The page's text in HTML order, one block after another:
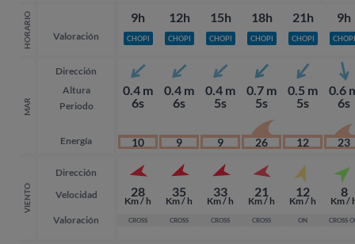
HORARIO Valoración
MAR
Dirección
Altura
Periodo
Energía
VIENTO
Dirección
Velocidad
Valoración
9h
CHOPI
0.4 m
6s
10
28
Km / h
CROSS
12h
CHOPI
0.4 m
6s
9
35
Km / h
CROSS
15h
CHOPI
0.4 m
5s
9
33
Km / h
CROSS
18h
CHOPI
0.7 m
5s
26
21
Km / h
CROSS
21h
CHOPI
0.5 m
5s
12
12
Km / h
ON
9h
CHOPI
0.6
6s
23
8
Km /
CROSS